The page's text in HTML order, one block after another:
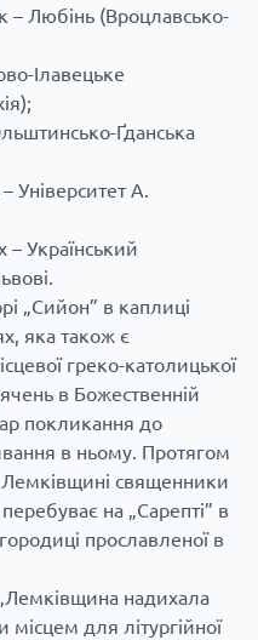
– Любінь (Вроцлавсько-
Ілавецьке
Ґданська
Університет А.
Український
„Сийон” в каплиці
яка також є
греко-католицької
в Божественній
покликання до
в ньому. Протягом
Лемківщині священники
на „Сарепті” в
прославленої в
надихала
місцем для літургійної